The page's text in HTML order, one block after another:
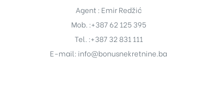
Agent : Emir Redžić
Mob. :+387 62 125 395
Tel. :+387 32 831 111
E-mail: info@bonusnekretnine.ba